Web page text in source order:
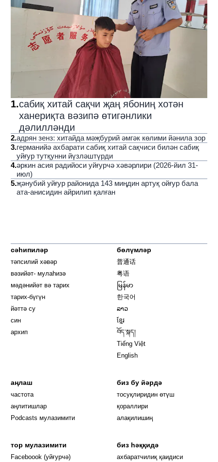
1.сабиқ хитай сақчи җаң ябониң хотән
ханериқта вәзипә өтигәнлики
дәлилләнди
2.адрян зенз: хитайда мәҗбурий әмгәк көлими йәнила зор
3.германийә ахбарати сабиқ хитай сақчиси билән сабиқ
уйғур тутқунни йүзләштүрди
4.әркин асия радийоси уйғурчә хәвәрлири (2026-йил 31-
июл)
5.җәнубий уйғур районида 143 миңдин артуқ ойғур бала
ата-анисидин айрилип қалған
сәһипиләр
тәпсилий хәвәр
вәзийәт- мулаһизә
мәдәнийәт вә тарих
тарих-бүгүн
йәттә су
син
архип
бөлүмләр
普通话
粤语
မြန်မာ
한국어
ລາວ
ខ្មែរ
བོད་སྐད།
Tiếng Việt
English
аңлаш
частота
аңлитишлар
Podcasts мулазимити
биз бу йәрдә
тосуқлиридин өтүш
қораллири
алақилишиң
тор мулазимити
Faceboook (уйғурчә) Opens in new window
биз һәққидә
ахбаратчилиқ қаидиси